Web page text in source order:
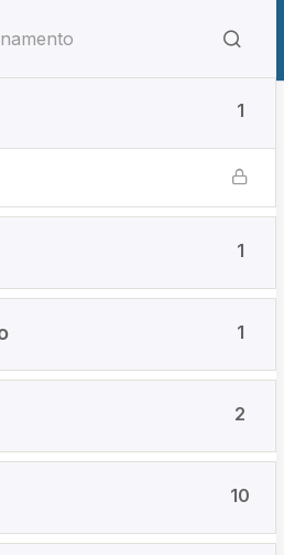
11 –
Home
1
1
1
2
10